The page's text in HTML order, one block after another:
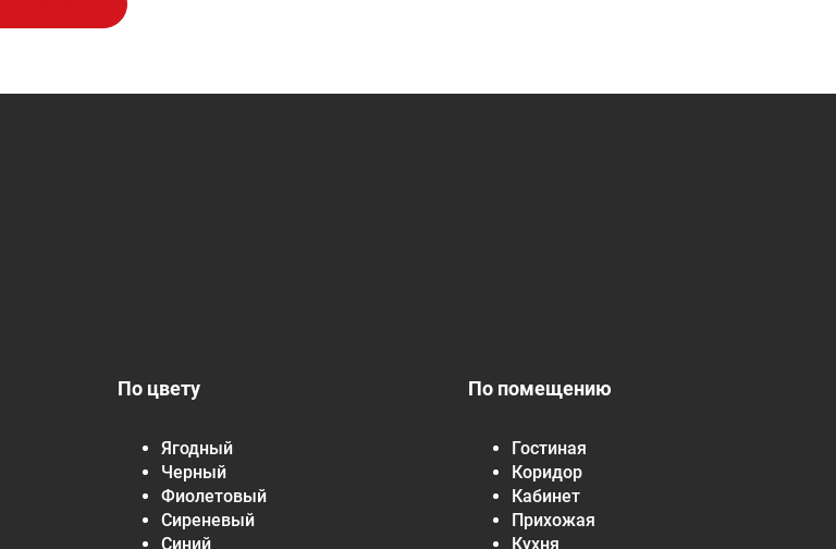
По цвету
Ягодный
Черный
Фиолетовый
Сиреневый
Синий
По помещению
Гостиная
Коридор
Кабинет
Прихожая
Кухня